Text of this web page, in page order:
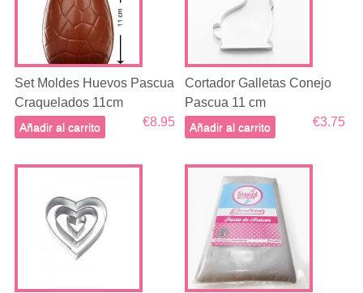
Set Moldes Huevos Pascua
Craquelados 11cm
€8.95
Añadir al carrito
Cortador Galletas Conejo
Pascua 11 cm
€3.75
Añadir al carrito